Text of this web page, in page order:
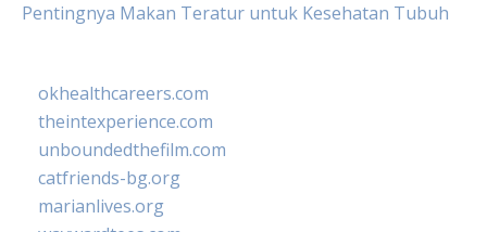
Pentingnya Makan Teratur untuk Kesehatan Tubuh
okhealthcareers.com
theintexperience.com
unboundedthefilm.com
catfriends-bg.org
marianlives.org